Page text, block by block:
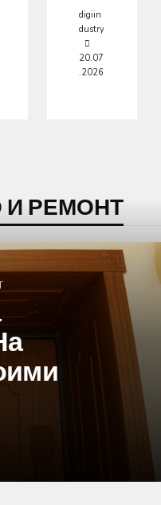
digiin
dustry
20.07
.2026
И РЕМОНТ